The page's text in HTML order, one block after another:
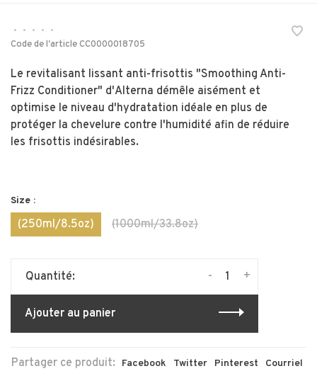
• • • •
•
Code de l'articleCC0000018705
Le revitalisant lissant anti-frisottis "Smoothing Anti-
Frizz Conditioner" d'Alterna démêle aisément et
optimise le niveau d'hydratation idéale en plus de
protéger la chevelure contre l'humidité afin de réduire
les frisottis indésirables.
Size :
(250ml/8.5oz) (1000ml/33.8oz)
Quantité: +
-
Ajouter au panier
Partager ce produit: Facebook Twitter Pinterest Courriel